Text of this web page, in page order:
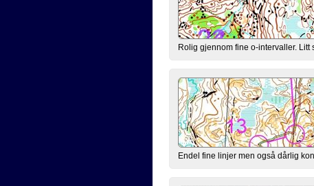
Rolig gjennom fine o-intervaller. Litt
Endel fine linjer men også dårlig